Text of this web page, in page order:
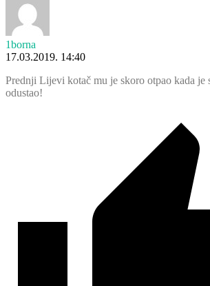
1borna
17.03.2019. 14:40
Prednji Lijevi kotač mu je skoro otpao kada je
odustao!